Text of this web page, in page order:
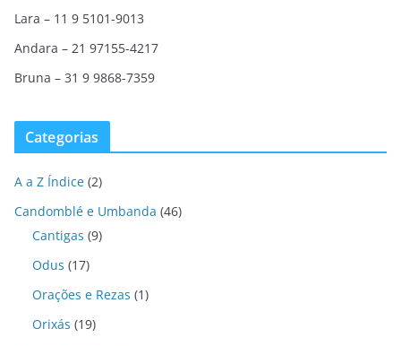
Lara – 11 9 5101-9013
Andara – 21 97155-4217
Bruna – 31 9 9868-7359
Categorias
A a Z Índice (2)
Candomblé e Umbanda (46)
Cantigas (9)
Odus (17)
Orações e Rezas (1)
Orixás (19)